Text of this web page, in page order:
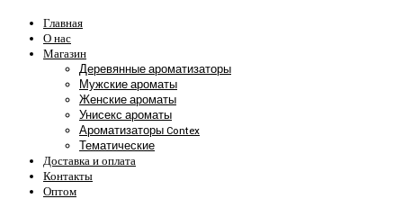
Главная
О нас
Магазин
Деревянные ароматизаторы
Мужские ароматы
Женские ароматы
Унисекс ароматы
Ароматизаторы Contex
Тематические
Доставка и оплата
Контакты
Оптом